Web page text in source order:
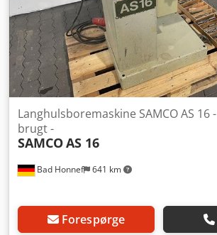
Bad Honnef 641 km
Langhulsboremaskine SAMCO AS 16 -
brugt -
SAMCOAS 16
Forespørge